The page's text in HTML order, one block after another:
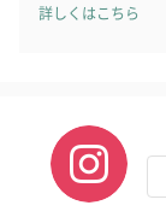
詳しくはこちら